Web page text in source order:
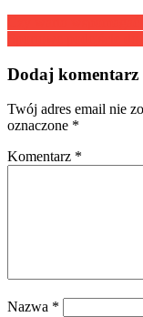
Nawigacja
wpisu
Dodaj komentarz
Twój adres email nie
oznaczone *
Komentarz *
Nazwa *